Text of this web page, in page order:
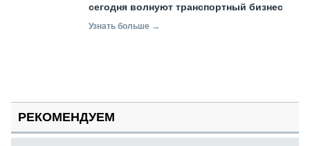
сегодня волнуют транспортный бизнес
Узнать больше →
РЕКОМЕНДУЕМ